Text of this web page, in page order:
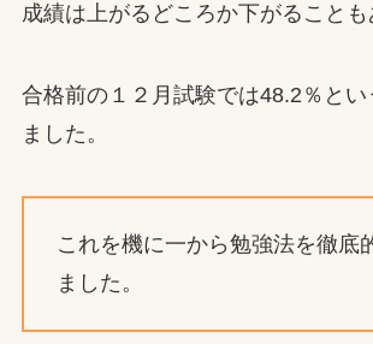
成績は上がるどころか下がることも
合格前の１２月試験では48.2％とい
ました。
これを機に一から勉強法を徹底
ました。